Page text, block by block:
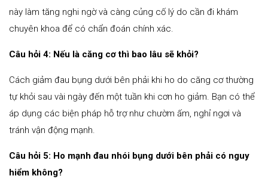
này làm tăng nghi ngờ và càng củng cố lý do cần đi khám
chuyên khoa để có chẩn đoán chính xác.
Câu hỏi 4: Nếu là căng cơ thì bao lâu sẽ khỏi?
Cách giảm đau bụng dưới bên phải khi ho do căng cơ thường
tự khỏi sau vài ngày đến một tuần khi cơn ho giảm. Bạn có thể
áp dụng các biện pháp hỗ trợ như chườm ấm, nghỉ ngơi và
tránh vận động mạnh.
Câu hỏi 5: Ho mạnh đau nhói bụng dưới bên phải có nguy
hiểm không?